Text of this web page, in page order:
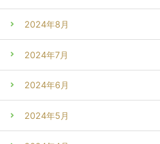
2024年8月
2024年7月
2024年6月
2024年5月